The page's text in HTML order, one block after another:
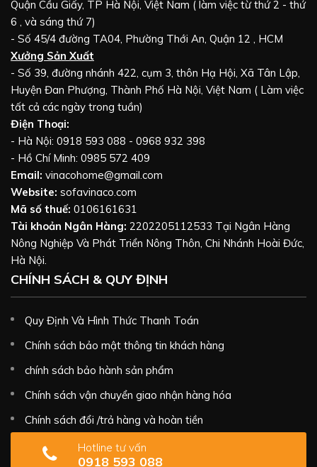
Quận Cầu Giấy, TP Hà Nội, Việt Nam ( làm việc từ thứ 2 - thứ
6 , và sáng thứ 7)
- Số 45/4 đường TA04, Phường Thới An, Quận 12 , HCM
Xưởng Sản Xuất
- Số 39, đường nhánh 422, cụm 3, thôn Hạ Hội, Xã Tân Lập,
Huyện Đan Phượng, Thành Phố Hà Nội, Việt Nam ( Làm việc
tất cả các ngày trong tuần)
Điện Thoại:
- Hà Nội: 0918 593 088 - 0968 932 398
- Hồ Chí Minh: 0985 572 409
Email: vinacohome@gmail.com
Website: sofavinaco.com
Mã số thuế: 0106161631
Tài khoản Ngân Hàng: 2202205112533 Tại Ngân Hàng
Nông Nghiệp Và Phát Triển Nông Thôn, Chi Nhánh Hoài Đức,
Hà Nội.
CHÍNH SÁCH & QUY ĐỊNH
Quy Định Và Hình Thức Thanh Toán
Chính sách bảo mật thông tin khách hàng
chính sách bảo hành sản phẩm
Chính sách vận chuyển giao nhận hàng hóa
Chính sách đổi /trả hàng và hoàn tiền
Hotline tư vấn
0918 593 088